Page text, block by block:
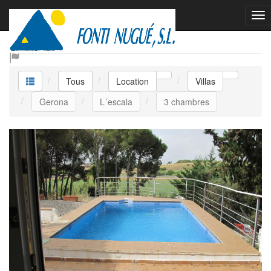
Location Villas
Tous Location
Villas
Gerona
L´escala 3 chambres